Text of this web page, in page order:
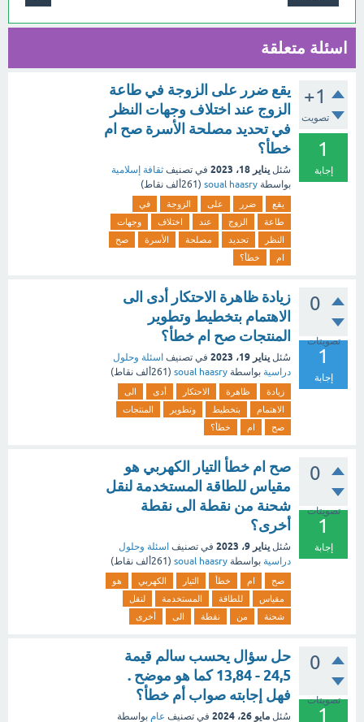
اسئلة متعلقة
+1
تصويت
1
إجابة
يقع ضرر على الزوجة في طاعة
الزوج عند اختلاف وجهات النظر
في تحديد مصلحة الأسرة صح ام
خطأ؟
سُئل يناير 18، 2023 في تصنيف ثقافة إسلامية
بواسطة soual haasry
( 261ألف نقاط)
يقع ضرر على الزوجة
في
طاعة
الزوج عند اختلاف
وجهات
النظر
تحديد مصلحة الأسرة
صح
ام
خطأ؟
0
تصويتات
1
إجابة
زيادة ظاهرة الاحتكار أدى الى
الاهتمام بتخطيط وتطوير
المنتجات صح ام خطأ؟
سُئل يناير 19، 2023 في تصنيف اسئلة وحلول
دراسية بواسطة soual haasry
( 261ألف نقاط)
زيادة ظاهرة الاحتكار أدى
الى
الاهتمام
بتخطيط وتطوير
المنتجات
صح
ام خطأ؟
0
تصويتات
1
إجابة
صح ام خطأ التيار الكهربي هو
مقياس للطاقة المستخدمة لنقل
شحنة من نقطة الى نقطة
أخرى؟
سُئل يناير 9، 2023 في تصنيف اسئلة وحلول
دراسية بواسطة soual haasry
( 261ألف نقاط)
صح ام خطأ التيار الكهربي
هو
مقياس
للطاقة المستخدمة
لنقل
شحنة
من نقطة الى أخرى
0
تصويتات
1
حل سؤال يحسب سالم قيمة
24,5 - 13,84 كما هو موضح .
فهل إجابته صواب أم خطأ؟
سُئل مايو 26، 2024 في تصنيف عام بواسطة